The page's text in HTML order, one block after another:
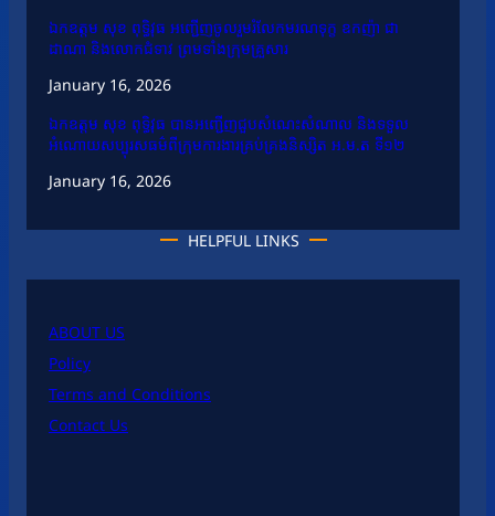
ឯកឧត្តម សុខ ពុទ្ធិវុធ អញ្ជើញចូលរួមរំលែកមរណទុក្ខ ឧកញ៉ា ជា
ដាណា និងលោកជំទាវ ព្រមទាំងក្រុមគ្រួសារ
January 16, 2026
ឯកឧត្តម សុខ ពុទ្ធិវុធ បានអញ្ជើញជួបសំណេះសំណាល និងទទួល
អំណោយសប្បុរសធម៌ពីក្រុមការងារគ្រប់គ្រងនិស្សិត អ.ម.ត ទី១២
January 16, 2026
HELPFUL LINKS
ABOUT US
Policy
Terms and Conditions
Contact Us